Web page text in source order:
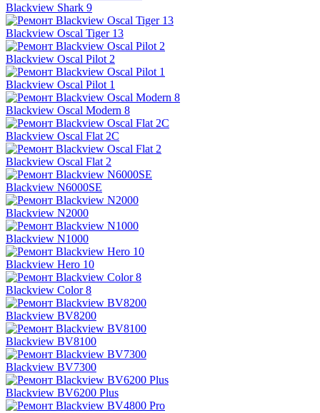
Blackview Shark 9
Blackview Oscal Tiger 13
Blackview Oscal Pilot 2
Blackview Oscal Pilot 1
Blackview Oscal Modern 8
Blackview Oscal Flat 2C
Blackview Oscal Flat 2
Blackview N6000SE
Blackview N2000
Blackview N1000
Blackview Hero 10
Blackview Color 8
Blackview BV8200
Blackview BV8100
Blackview BV7300
Blackview BV6200 Plus